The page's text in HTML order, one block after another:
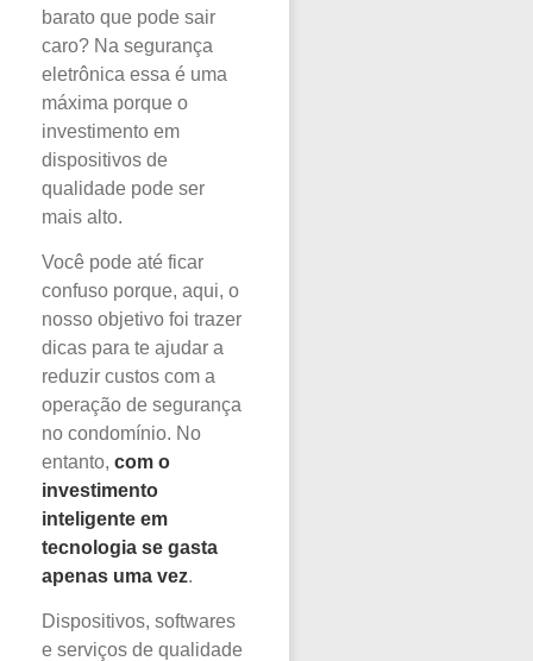
barato que pode sair
caro? Na segurança
eletrônica essa é uma
máxima porque o
investimento em
dispositivos de
qualidade pode ser
mais alto.
Você pode até ficar
confuso porque, aqui, o
nosso objetivo foi trazer
dicas para te ajudar a
reduzir custos com a
operação de segurança
no condomínio. No
entanto, com o
investimento
inteligente em
tecnologia se gasta
apenas uma vez.
Dispositivos, softwares
e serviços de qualidade